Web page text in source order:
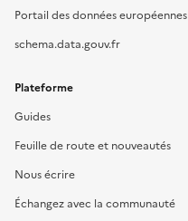
Portail des données européennes
schema.data.gouv.fr
Plateforme
Guides
Feuille de route et nouveautés
Nous écrire
Échangez avec la communauté